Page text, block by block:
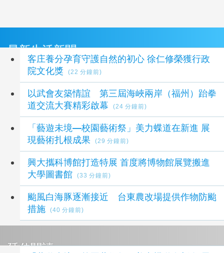
最新生活新聞
客庄養分孕育守護自然的初心 徐仁修榮獲行政
院文化獎
(22 分鐘前)
以武會友築情誼 第三屆海峽兩岸（福州）跆拳
道交流大賽精彩啟幕
(24 分鐘前)
「藝遊未境—校園藝術祭」美力蝶道在新進 展
現藝術扎根成果
(29 分鐘前)
興大攜科博館打造特展 首度將博物館展覽搬進
大學圖書館
(33 分鐘前)
颱風白海豚逐漸接近 台東農改場提供作物防颱
措施
(40 分鐘前)
延伸閱讀